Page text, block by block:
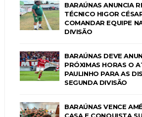
BARAÚNAS ANUNCIA
TÉCNICO HIGOR
COMANDAR EQUIPE
DIVISÃO
BARAÚNAS DEVE
PRÓXIMAS HORAS O
PAULINHO PARA AS
SEGUNDA DIVISÃO
BARAÚNAS VENCE
CASA E CONQUISTA